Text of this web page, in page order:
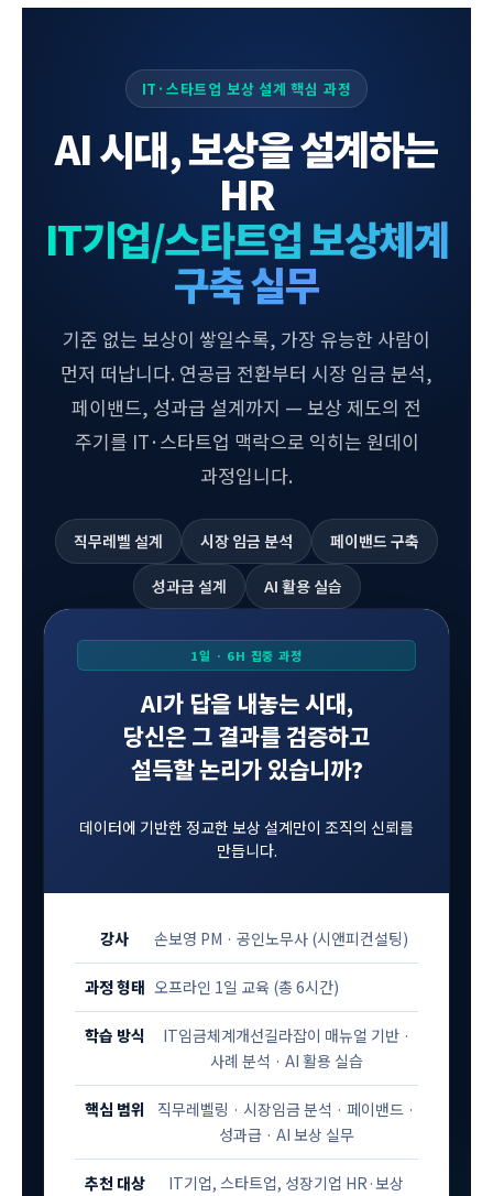
IT·스타트업 보상 설계 핵심 과정
AI 시대, 보상을 설계하는
HR
IT기업/스타트업 보상체계
구축 실무
기준 없는 보상이 쌓일수록, 가장 유능한 사람이
먼저 떠납니다. 연공급 전환부터 시장 임금 분석,
페이밴드, 성과급 설계까지 — 보상 제도의 전
주기를 IT·스타트업 맥락으로 익히는 원데이
과정입니다.
직무레벨 설계 시장 임금 분석 페이밴드 구축
성과급 설계 AI 활용 실습
1일 · 6H 집중 과정
AI가 답을 내놓는 시대,
당신은 그 결과를 검증하고
설득할 논리가 있습니까?
데이터에 기반한 정교한 보상 설계만이 조직의 신뢰를
만듭니다.
강사 손보영 PM · 공인노무사 (시앤피컨설팅)
과정 형태 오프라인 1일 교육 (총 6시간)
학습 방식
IT임금체계개선길라잡이 매뉴얼 기반 ·
사례 분석 · AI 활용 실습
핵심 범위
직무레벨링 · 시장임금 분석 · 페이밴드 ·
성과급 · AI 보상 실무
추천 대상
IT기업, 스타트업, 성장기업 HR·보상